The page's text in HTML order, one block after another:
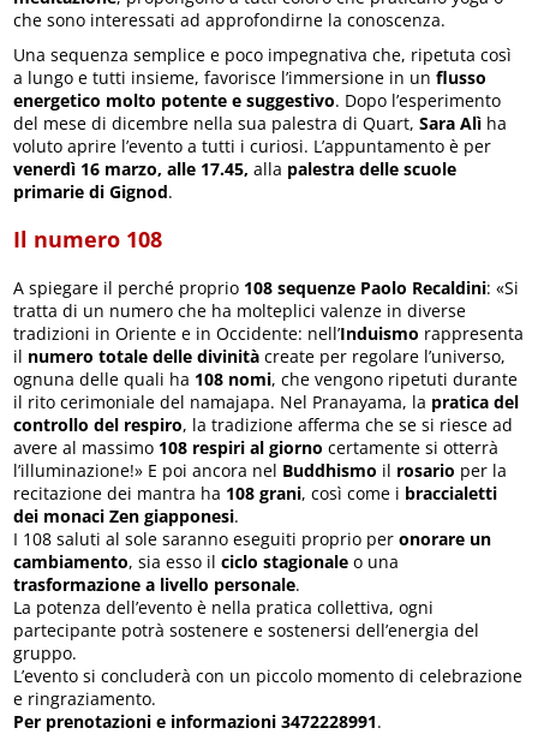
che sono interessati ad approfondirne la conoscenza.
Una sequenza semplice e poco impegnativa che, ripetuta così
a lungo e tutti insieme, favorisce l’immersione in un flusso
energetico molto potente e suggestivo. Dopo l’esperimento
del mese di dicembre nella sua palestra di Quart,Sara Alì ha
voluto aprire l’evento a tutti i curiosi. L’appuntamento è per
venerdì 16 marzo, alle 17.45, alla palestra delle scuole
primarie di Gignod.
Il numero 108
A spiegare il perché proprio 108 sequenze Paolo Recaldini: «Si
tratta di un numero che ha molteplici valenze in diverse
tradizioni in Oriente e in Occidente: nell’Induismo rappresenta
il numero totale delle divinità create per regolare l’universo,
ognuna delle quali ha 108 nomi, che vengono ripetuti durante
il rito cerimoniale del namajapa. Nel Pranayama, la pratica del
controllo del respiro, la tradizione afferma che se si riesce ad
avere al massimo 108 respiri al giorno certamente si otterrà
l’illuminazione!» E poi ancora nel Buddhismo il rosario per la
recitazione dei mantra ha 108 grani, così come i braccialetti
dei monaci Zen giapponesi.
I 108 saluti al sole saranno eseguiti proprio per onorare un
cambiamento, sia esso ilciclo stagionale o una
trasformazione a livello personale.
La potenza dell’evento è nella pratica collettiva, ogni
partecipante potrà sostenere e sostenersi dell’energia del
gruppo.
L’evento si concluderà con un piccolo momento di celebrazione
e ringraziamento.
Per prenotazioni e informazioni 3472228991.